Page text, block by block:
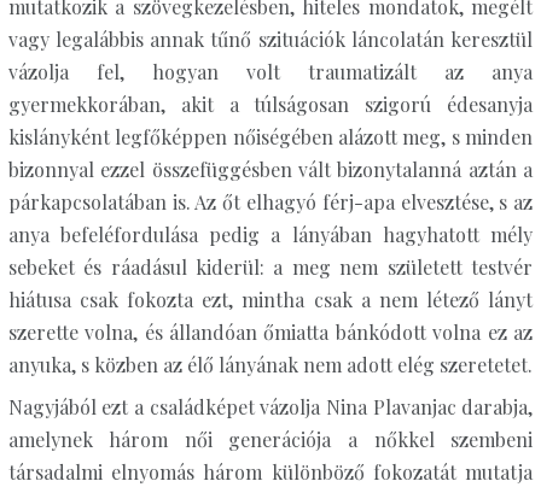
mutatkozik a szövegkezelésben, hiteles mondatok, megélt
vagy legalábbis annak tűnő szituációk láncolatán keresztül
vázolja fel, hogyan volt traumatizált az anya
gyermekkorában, akit a túlságosan szigorú édesanyja
kislányként legfőképpen nőiségében alázott meg, s minden
bizonnyal ezzel összefüggésben vált bizonytalanná aztán a
párkapcsolatában is. Az őt elhagyó férj-apa elvesztése, s az
anya befeléfordulása pedig a lányában hagyhatott mély
sebeket és ráadásul kiderül: a meg nem született testvér
hiátusa csak fokozta ezt, mintha csak a nem létező lányt
szerette volna, és állandóan őmiatta bánkódott volna ez az
anyuka, s közben az élő lányának nem adott elég szeretetet.
Nagyjából ezt a családképet vázolja Nina Plavanjac darabja,
amelynek három női generációja a nőkkel szembeni
társadalmi elnyomás három különböző fokozatát mutatja